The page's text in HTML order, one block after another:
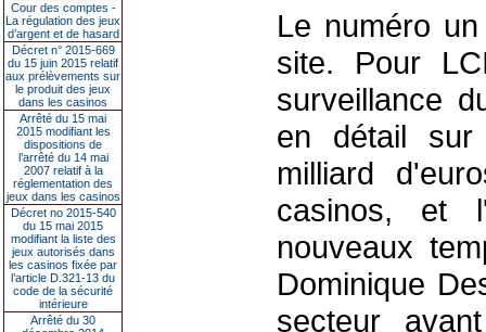
Cour des comptes -
La régulation des jeux
d’argent et de hasard
Décret n° 2015-669
du 15 juin 2015 relatif
aux prélèvements sur
le produit des jeux
dans les casinos
Arrêté du 15 mai
2015 modifiant les
dispositions de
l’arrêté du 14 mai
2007 relatif à la
réglementation des
jeux dans les casinos
Décret no 2015-540
du 15 mai 2015
modifiant la liste des
jeux autorisés dans
les casinos fixée par
l’article D.321-13 du
code de la sécurité
intérieure
Arrêté du 30
Le numéro
site. Pour
surveillance
en détail
milliard
casinos, et
nouveaux
Dominique
secteur